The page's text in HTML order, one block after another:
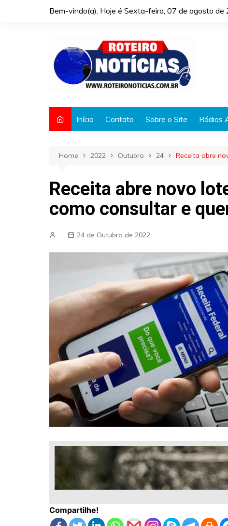
Bem-vindo(a). Hoje é Sexta-feira, 07 de agosto
Início Contato Sobre o Site Rádios
Home 2022 Outubro 24 Receita abre
Receita abre novo
como consultar e
24 de Outubro de 2022
Compartilhe!